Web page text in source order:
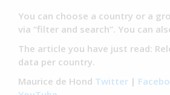
You can choose a country or a
via “filter and search”. You can
The article you have just read:
data per country.
Maurice de Hond Twitter |